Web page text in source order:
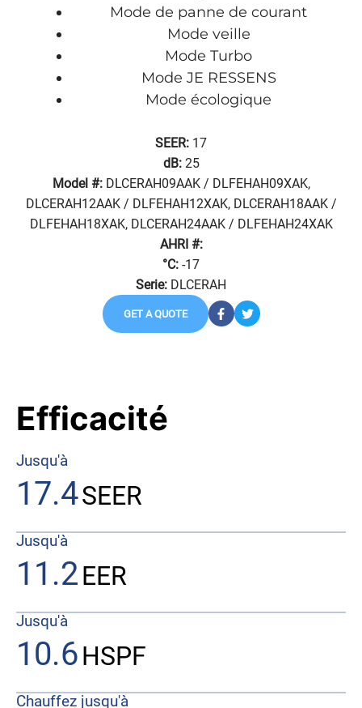
Mode de panne de courant
Mode veille
Mode Turbo
Mode JE RESSENS
Mode écologique
SEER: 17
dB: 25
Model #: DLCERAH09AAK / DLFEHAH09XAK,
DLCERAH12AAK / DLFEHAH12XAK, DLCERAH18AAK /
DLFEHAH18XAK, DLCERAH24AAK / DLFEHAH24XAK
AHRI #:
°C: -17
Serie: DLCERAH
GET A QUOTE
Efficacité
Jusqu'à
17.4SEER
Jusqu'à
11.2EER
Jusqu'à
10.6HSPF
Chauffez jusqu'à